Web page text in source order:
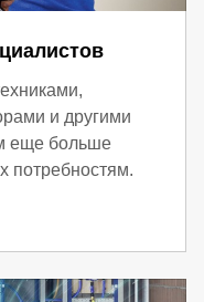
и другими
еще больше
потребностям.